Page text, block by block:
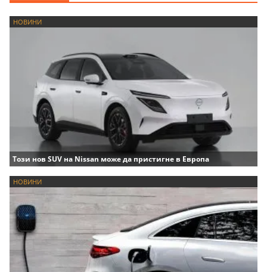
НОВИНИ
Този нов SUV на Nissan може да пристигне в Европа
НОВИНИ